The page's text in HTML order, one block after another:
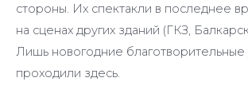
стороны. Их спектакли в последнее
на сценах других зданий (ГКЗ,
Лишь новогодние благотворительные
проходили здесь.